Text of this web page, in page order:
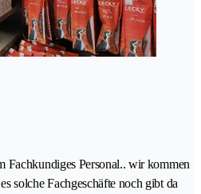
Fachkundiges Personal.. wir kommen
solche Fachgeschäfte noch gibt da